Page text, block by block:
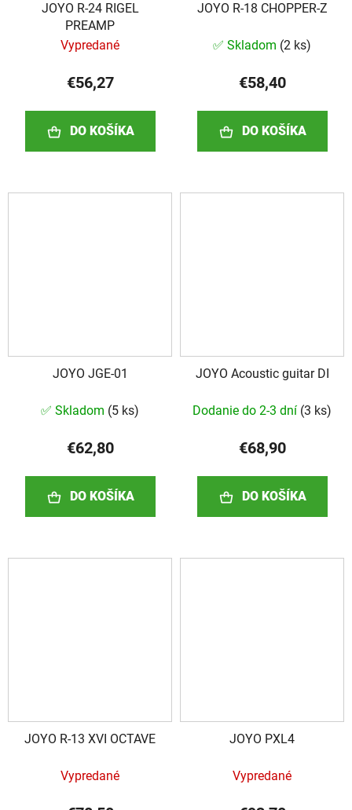
JOYO R-24 RIGEL
PREAMP
Vypredané
€56,27
DO KOŠÍKA
JOYO R-18 CHOPPER-Z
✅ Skladom (2 ks)
€58,40
DO KOŠÍKA
JOYO JGE-01
✅ Skladom (5 ks)
€62,80
DO KOŠÍKA
JOYO Acoustic guitar DI
Dodanie do 2-3 dní (3 ks)
€68,90
DO KOŠÍKA
JOYO R-13 XVI OCTAVE
Vypredané
JOYO PXL4
Vypredané